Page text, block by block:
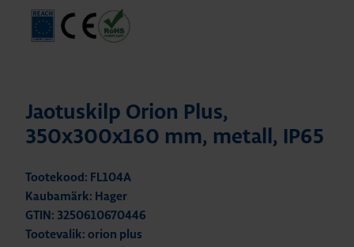
Jaotuskilp Orion Plus,
350x300x160 mm, metall, IP65
Tootekood: FL104A
Kaubamärk: Hager
GTIN: 3250610670446
Tootevalik: orion plus